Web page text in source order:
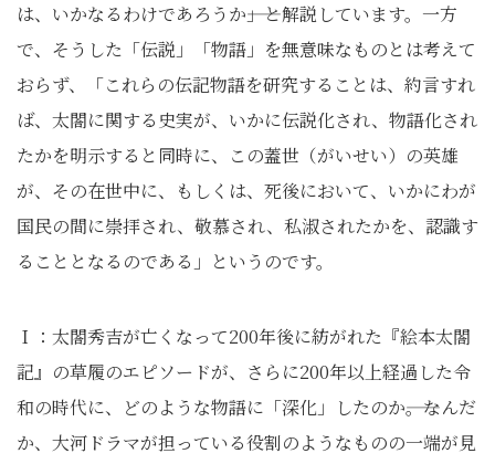
は、いかなるわけであろうか――」と解説しています。一方
で、そうした「伝説」「物語」を無意味なものとは考えて
おらず、「これらの伝記物語を研究することは、約言すれ
ば、太閤に関する史実が、いかに伝説化され、物語化され
たかを明示すると同時に、この蓋世（がいせい）の英雄
が、その在世中に、もしくは、死後において、いかにわが
国民の間に崇拝され、敬慕され、私淑されたかを、認識す
ることとなるのである」というのです。
Ｉ：太閤秀吉が亡くなって200年後に紡がれた『絵本太閤
記』の草履のエピソードが、さらに200年以上経過した令
和の時代に、どのような物語に「深化」したのか――。なんだ
か、大河ドラマが担っている役割のようなものの一端が見